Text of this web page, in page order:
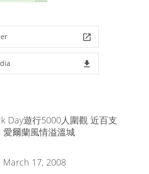
launch
file_download
Day遊行5000人圍觀 近百支
愛爾蘭風情溢溫城
March 17, 2008